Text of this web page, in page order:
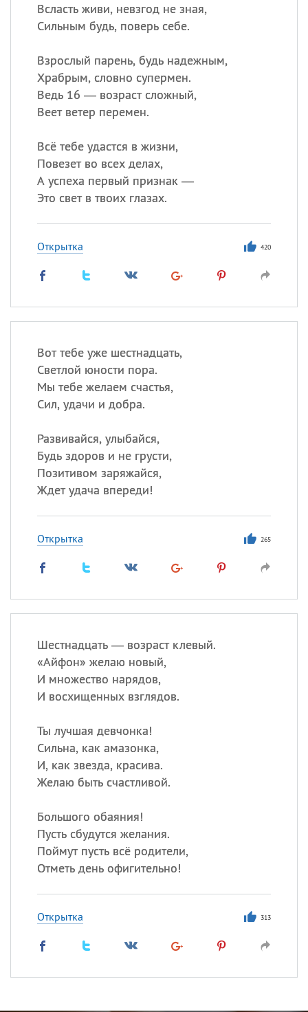
Всласть живи, невзгод не зная,
Сильным будь, поверь себе.
Взрослый парень, будь надежным,
Храбрым, словно супермен.
Ведь 16 — возраст сложный,
Веет ветер перемен.
Всё тебе удастся в жизни,
Повезет во всех делах,
А успеха первый признак —
Это свет в твоих глазах.
Открытка 420
Вот тебе уже шестнадцать,
Светлой юности пора.
Мы тебе желаем счастья,
Сил, удачи и добра.
Развивайся, улыбайся,
Будь здоров и не грусти,
Позитивом заряжайся,
Ждет удача впереди!
Открытка 265
Шестнадцать — возраст клевый.
«Айфон» желаю новый,
И множество нарядов,
И восхищенных взглядов.
Ты лучшая девчонка!
Сильна, как амазонка,
И, как звезда, красива.
Желаю быть счастливой.
Большого обаяния!
Пусть сбудутся желания.
Поймут пусть всё родители,
Отметь день офигительно!
Открытка 313